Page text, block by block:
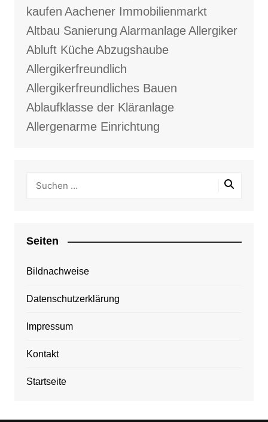
kaufen Aachener Immobilienmarkt
Altbau Sanierung AlarmanlageAllergiker
Abluft KücheAbzugshaube
Allergikerfreundlich
Allergikerfreundliches Bauen
Ablaufklasse der Kläranlage
Allergenarme Einrichtung
Seiten
Bildnachweise
Datenschutzerklärung
Impressum
Kontakt
Startseite